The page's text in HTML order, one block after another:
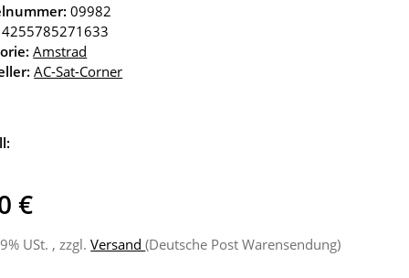
09982
4255785271633
Amstrad
AC-Sat-Corner
€
USt. , zzgl.Versand(Deutsche Post Warensendung)